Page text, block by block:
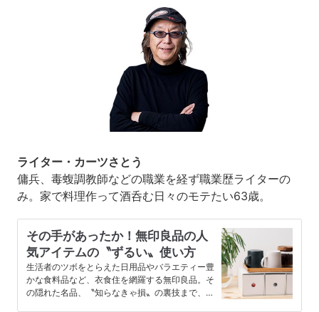
ライター・カーツさとう
傭兵、毒蝮調教師などの職業を経ず職業歴ライターの
み。家で料理作って酒呑む日々のモテたい63歳。
その手があったか！無印良品の人
気アイテムの〝ずるい〟使い方
生活者のツボをとらえた日用品やバラエティー豊
かな食料品など、衣食住を網羅する無印良品。そ
の隠れた名品、〝知らなきゃ損〟の裏技まで、丸